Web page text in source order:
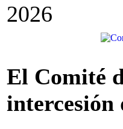
2026
El Comité
intercesión